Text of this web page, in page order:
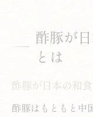
酢豚が
とは
酢豚が日本の和
酢豚はもともと中